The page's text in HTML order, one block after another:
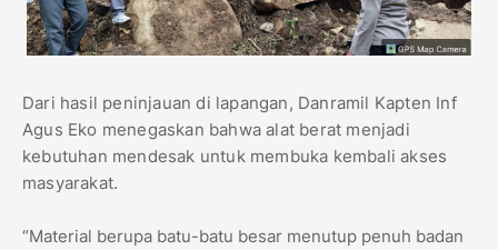
Dari hasil peninjauan di lapangan, Danramil Kapten Inf
Agus Eko menegaskan bahwa alat berat menjadi
kebutuhan mendesak untuk membuka kembali akses
masyarakat.
“Material berupa batu-batu besar menutup penuh badan